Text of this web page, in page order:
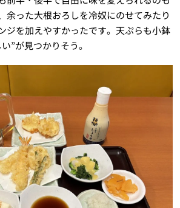
余った大根おろしを冷奴にのせてみたり
ジを加えやすかったです。天ぷらも小鉢
”が見つかりそう。